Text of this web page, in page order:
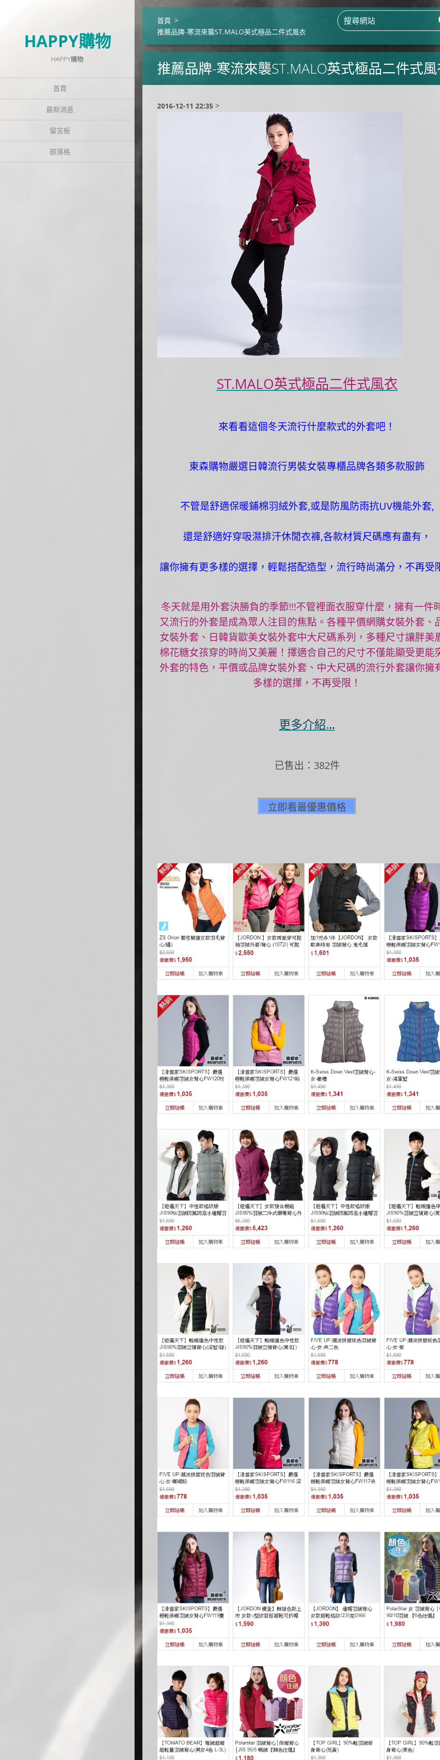
HAPPY購物
HAPPY購物
首頁
最新消息
留言板
部落格
首頁 >
推薦品牌-寒流來襲ST.MALO英式極品二件式風衣
推薦品牌-寒流來襲ST.MALO英式極品二件式
2016-12-11 22:35 >
ST.MALO英式極品二件式風衣
來看看這個冬天流行什麼款式的外套吧！
東森購物嚴選日韓流行男裝女裝專櫃品牌各類多款服飾
不管是舒適保暖鋪棉羽絨外套,或是防風防雨抗UV機能外套,
還是舒適好穿吸濕排汗休閒衣褲,各款材質尺碼應有盡有，
讓你擁有更多樣的選擇，輕鬆搭配造型，流行時尚滿分，不再受
冬天就是用外套決勝負的季節!!!不管裡面衣服穿什麼，擁有一件
又流行的外套是成為眾人注目的焦點。各種平價網購女裝外套、
女裝外套、日韓貨歐美女裝外套中大尺碼系列，多種尺寸讓胖美
棉花糖女孩穿的時尚又美麗！擇適合自己的尺寸不僅能顯受更能
外套的特色，平價或品牌女裝外套、中大尺碼的流行外套讓你擁
多樣的選擇，不再受限！
更多介紹...
已售出：382件